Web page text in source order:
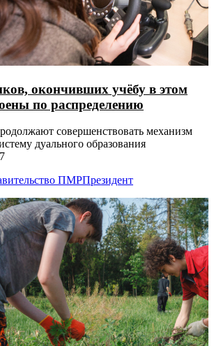
окончивших учёбу в этом
по распределению
совершенствовать механизм
дуального образования
ПМРПрезидент